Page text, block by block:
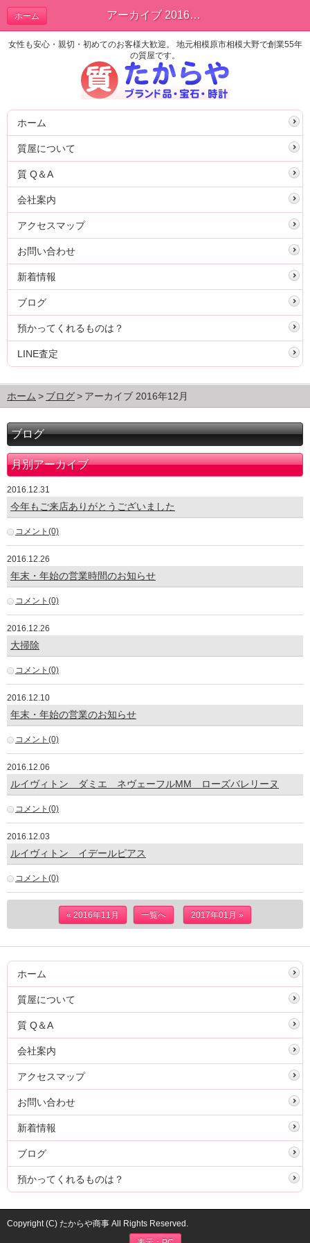
アーカイブ 2016年12月 | ブログ
ホーム
女性も安心・親切・初めてのお客様大歓迎。 地元相模原市相模大野で創業55年
の質屋です。
ホーム
質屋について
質 Q＆A
会社案内
アクセスマップ
お問い合わせ
新着情報
ブログ
預かってくれるものは？
LINE査定
ホーム ブログ アーカイブ 2016年12月
ブログ
月別アーカイブ
2016.12.31
今年もご来店ありがとうございました
コメント(0)
2016.12.26
年末・年始の営業時間のお知らせ
コメント(0)
2016.12.26
大掃除
コメント(0)
2016.12.10
年末・年始の営業のお知らせ
コメント(0)
2016.12.06
ルイヴィトン ダミエ ネヴェーフルMM ローズバレリーヌ
コメント(0)
2016.12.03
ルイヴィトン イデールピアス
コメント(0)
« 2016年11月 一覧へ 2017年01月 »
ホーム
質屋について
質 Q＆A
会社案内
アクセスマップ
お問い合わせ
新着情報
ブログ
預かってくれるものは？
Copyright (C) たからや商事 All Rights Reserved.